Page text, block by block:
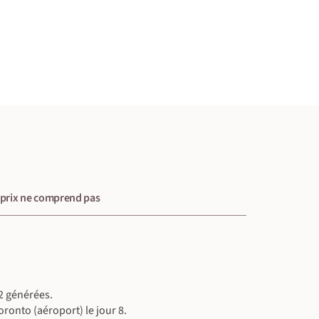
ne comprend pas
générées.
(aéroport) le jour 8.